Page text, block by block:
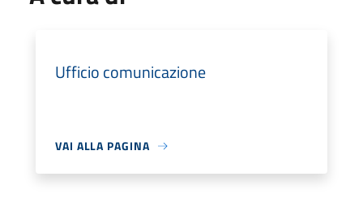
Ufficio comunicazione
VAI ALLA PAGINA